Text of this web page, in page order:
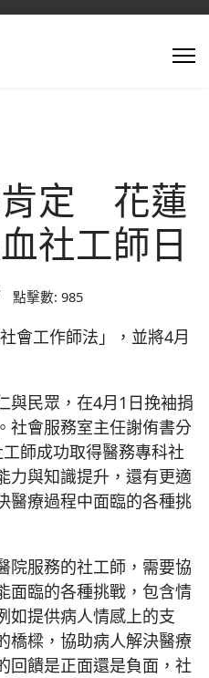
肯定 花蓮
社工師日
點擊數: 985
會工作師法」，並將4月
與民眾，在4月1日挽袖捐
社會服務室主任謝侑書分
師成功取得醫務專科社
力與知識提升，還有更適
醫療過程中面臨的各種挑
服務的社工師，需要協
面臨的各種挑戰，包含情
如提供病人情感上的支
橋樑，協助病人解決醫療
回饋是正面還是負面，社